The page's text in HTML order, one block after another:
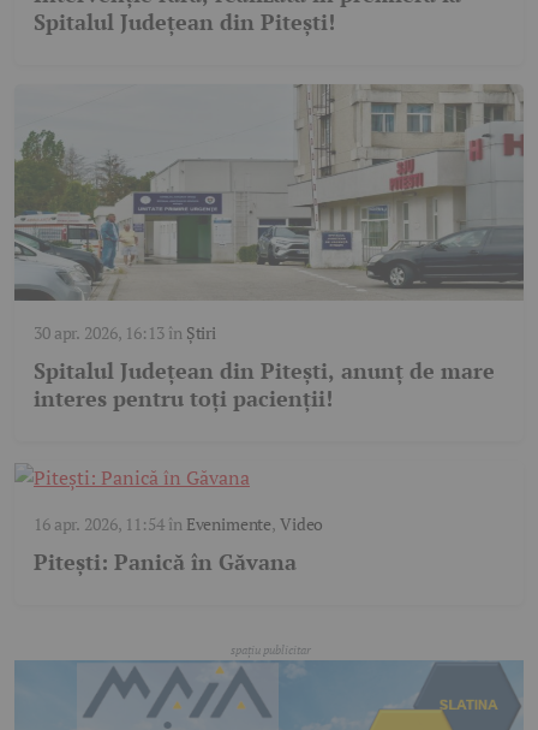
Spitalul Județean din Pitești!
30 apr. 2026, 16:13în Știri
Spitalul Județean din Pitești, anunț de mare
interes pentru toți pacienții!
16 apr. 2026, 11:54în Evenimente,Video
Pitești: Panică în Găvana